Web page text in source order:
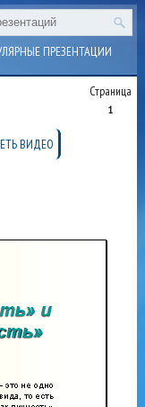
ПРЕЗЕНТАЦИИ
Страница
1
ВИДЕО